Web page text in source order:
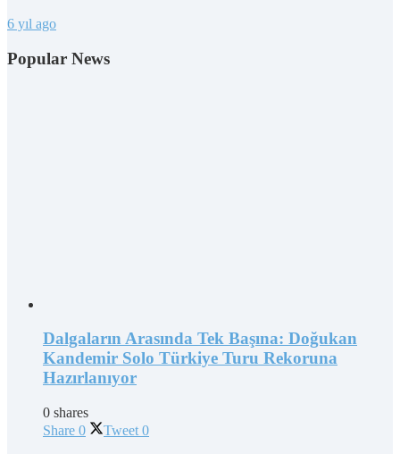
6 yıl ago
Popular News
Dalgaların Arasında Tek Başına: Doğukan
Kandemir Solo Türkiye Turu Rekoruna
Hazırlanıyor
0 shares
Share 0 Tweet 0